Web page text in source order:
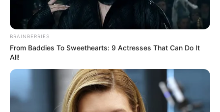
BRAINBERRIES
From Baddies To Sweethearts: 9 Actresses That Can Do It
All!